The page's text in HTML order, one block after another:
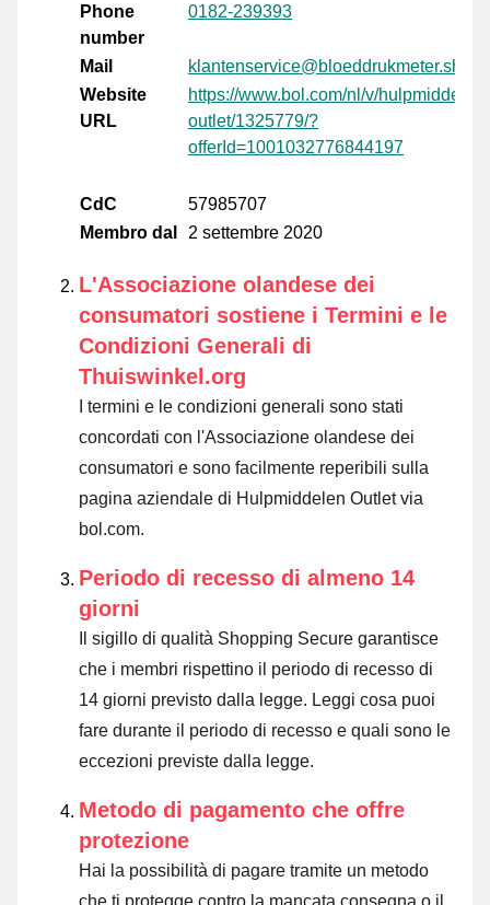
Phone
number
0182-239393
Mail
klantenservice@bloeddrukmeter.shop
Website
URL
https://www.bol.com/nl/v/hulpmiddelen-
outlet/1325779/?
offerId=1001032776844197
CdC
57985707
Membro dal
2 settembre 2020
L'Associazione olandese dei
consumatori sostiene i Termini e le
Condizioni Generali di
Thuiswinkel.org
I termini e le condizioni generali sono stati
concordati con l'Associazione olandese dei
consumatori e sono facilmente reperibili sulla
pagina aziendale di Hulpmiddelen Outlet via
bol.com.
Periodo di recesso di almeno 14
giorni
Il sigillo di qualità Shopping Secure garantisce
che i membri rispettino il periodo di recesso di
14 giorni previsto dalla legge. Leggi cosa puoi
fare durante il periodo di recesso e quali sono le
eccezioni previste dalla legge.
Metodo di pagamento che offre
protezione
Hai la possibilità di pagare tramite un metodo